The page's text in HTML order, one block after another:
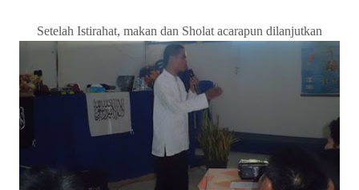
Setelah Istirahat, makan dan Sholat acarapun dilanjutkan